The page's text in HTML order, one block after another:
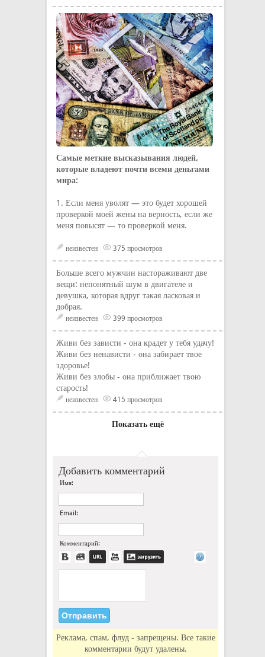
Самые меткие высказывания людей,
которые владеют почти всеми деньгами
мира:
1. Если меня уволят — это будет хорошей
проверкой моей жены на верность, если же
меня повысят — то проверкой меня.
неизвестен 375 просмотров
Больше всего мужчин настораживают две
вещи: непонятный шум в двигателе и
девушка, которая вдруг такая ласковая и
добрая.
неизвестен 399 просмотров
Живи без зависти - она крадет у тебя удачу!
Живи без ненависти - она забирает твое
здоровье!
Живи без злобы - она приближает твою
старость!
неизвестен 415 просмотров
Показать ещё
Добавить комментарий
Имя:
Email:
Комментарий:
Реклама, спам, флуд - запрещены. Все такие
комментарии будут удалены.